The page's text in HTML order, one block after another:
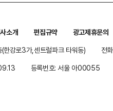
소개 편집규약
광고제휴문의
한강로3가,센트럴파크 타워동)
전
등록번호: 서울 아00055